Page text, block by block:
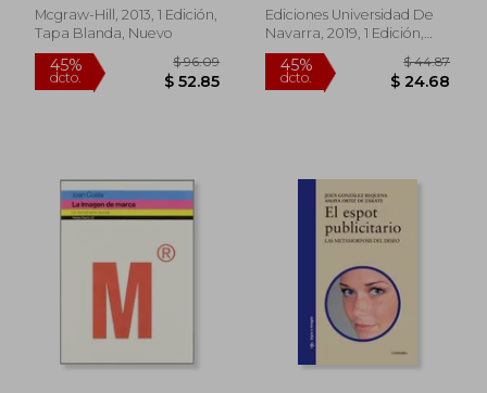
Mcgraw-Hill, 2013, 1 Edición,
Tapa Blanda, Nuevo
Ediciones Universidad De
Navarra, 2019, 1 Edición,
Tapa Blanda, Nuevo